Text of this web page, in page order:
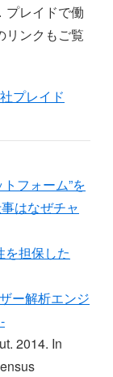
プレイドで働
リンクもご覧
プレイド
フォーム”を
はなぜチャ
を担保した
ー解析エンジ
2014. In